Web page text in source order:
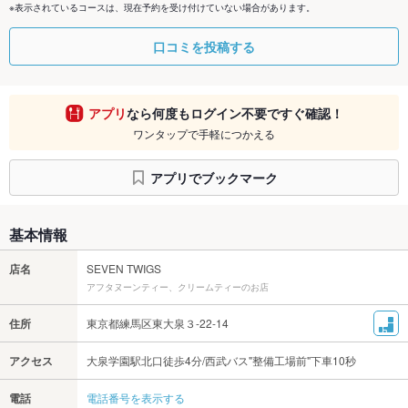
※表示されているコースは、現在予約を受け付けていない場合があります。
口コミを投稿する
アプリなら何度もログイン不要ですぐ確認！
ワンタップで手軽につかえる
アプリでブックマーク
基本情報
店名 SEVEN TWIGS
アフタヌーンティー、クリームティーのお店
住所 東京都練馬区東大泉３-22-14
アクセス 大泉学園駅北口徒歩4分/西武バス"整備工場前"下車10秒
電話 電話番号を表示する